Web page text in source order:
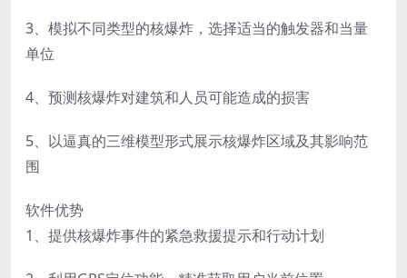
3、模拟不同类型的核爆炸，选择适当的触发器和当量
单位
4、预测核爆炸对建筑和人员可能造成的损害
5、以逼真的三维模型形式展示核爆炸区域及其影响范
围
软件优势
1、提供核爆炸事件的紧急救援提示和行动计划